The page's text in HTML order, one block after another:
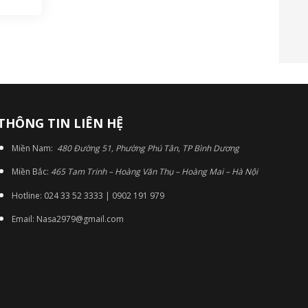
TIN LIÊN HỆ
Miền Nam: 480 Đường 51, Phường Phú Tân, TP Bình Dương
Miền Bắc: 465 Tam Trinh – Hoàng Văn Thụ – Hoàng Mai – Hà Nội
Hotline: 024 33 52 3333 | 0902 191 979
Email: Nasa2979@gmail.com